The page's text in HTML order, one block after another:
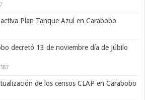
Plan Tanque Azul en Carabobo
decretó 13 de noviembre día de Júbilo
de los censos CLAP en Carabobo